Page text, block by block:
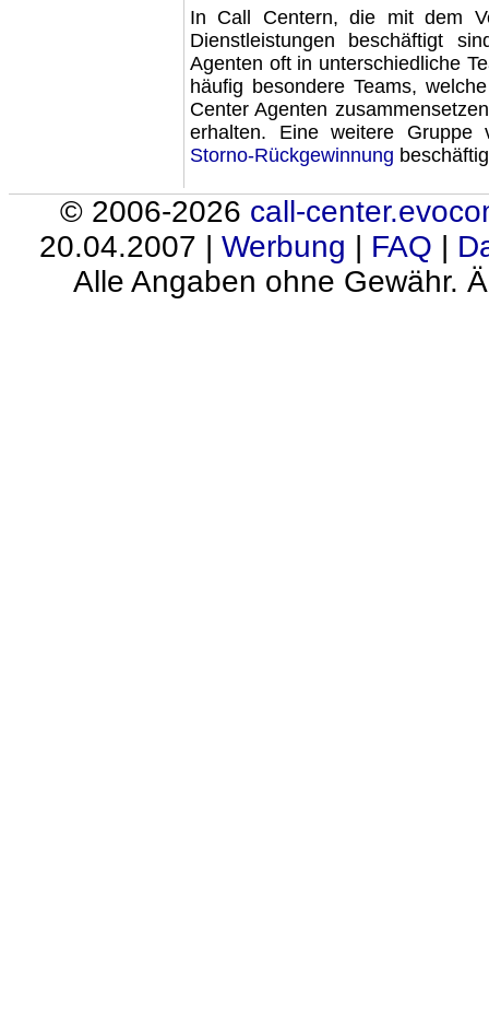
In Call Centern, die mit dem
Dienstleistungen beschäftigt
Agenten oft in unterschiedliche
häufig besondere Teams,
Center Agenten
erhalten. Eine weitere
Storno-Rückgewinnung
© 2006-2026 call-
20.04.2007 | Werbung | FAQ |
Alle Angaben ohne Gewähr.